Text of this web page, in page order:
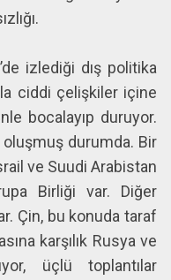
izlediği dış politika
ciddi çelişkiler içine
bocalayıp duruyor.
durumda. Bir
ve Suudi Arabistan
Birliği var. Diğer
Çin, bu konuda taraf
karşılık Rusya ve
üçlü toplantılar